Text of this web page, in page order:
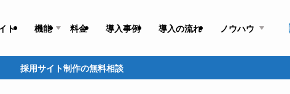
ト 機能 料金 導入事例 導入の流れ ノウハウ
採用サイト制作の無料相談